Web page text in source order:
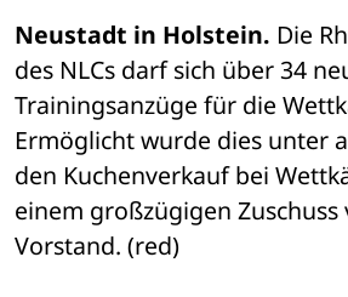
Neustadt in Holstein. Die
des NLCs darf sich über 34
Trainingsanzüge für die
Ermöglicht wurde dies unter
den Kuchenverkauf bei
einem großzügigen Zuschuss
Vorstand. (red)